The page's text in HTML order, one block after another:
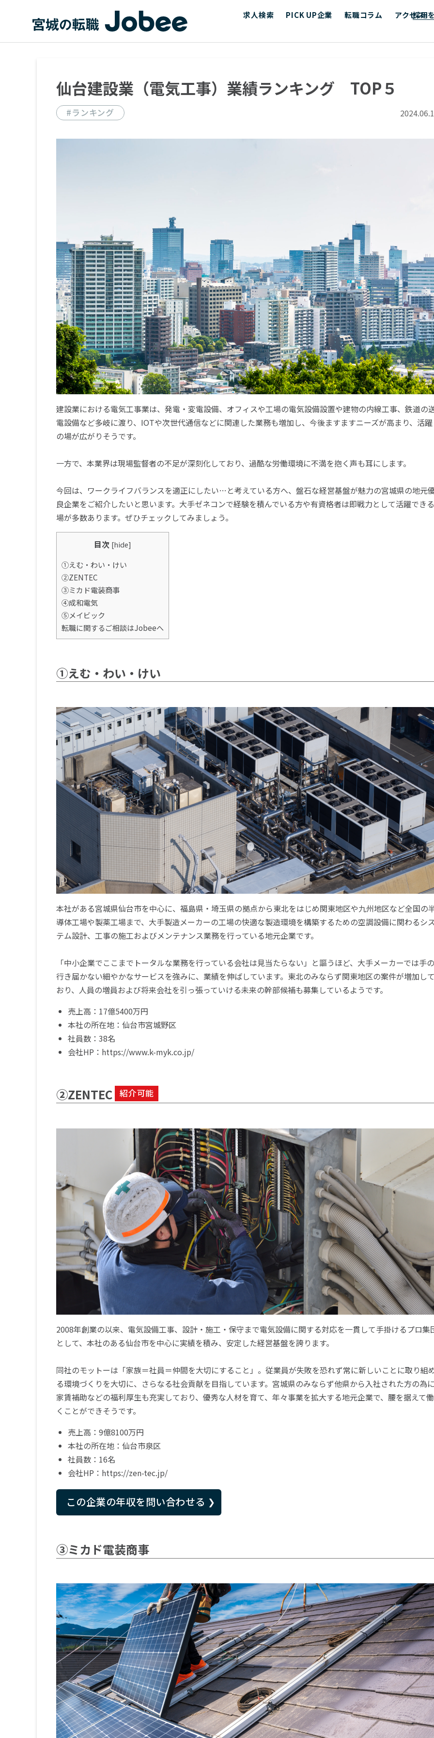
求人検索 PICK UP企業 転職コラム アクセス
採用
仙台建設業（電気工事）業績ランキング TOP５
#ランキング
建設業における電気工事業は、発電・変電設備、オフィスや工場の電気設備設置や建物の内線工事、鉄道の
電設備など多岐に渡り、IOTや次世代通信などに関連した業務も増加し、今後ますますニーズが高まり、活躍
の場が広がりそうです。
一方で、本業界は現場監督者の不足が深刻化しており、過酷な労働環境に不満を抱く声も耳にします。
今回は、ワークライフバランスを適正にしたい…と考えている方へ、盤石な経営基盤が魅力の宮城県の地元
良企業をご紹介したいと思います。大手ゼネコンで経験を積んでいる方や有資格者は即戦力として活躍できる
場が多数あります。ぜひチェックしてみましょう。
目次 [hide]
①えむ・わい・けい
②ZENTEC
③ミカド電装商事
④成和電気
⑤メイビック
転職に関するご相談はJobeeへ
①えむ・わい・けい
本社がある宮城県仙台市を中心に、福島県・埼玉県の拠点から東北をはじめ関東地区や九州地区など全国の
導体工場や製薬工場まで、大手製造メーカーの工場の快適な製造環境を構築するための空調設備に関わるシス
テム設計、工事の施工およびメンテナンス業務を行っている地元企業です。
「中小企業でここまでトータルな業務を行っている会社は見当たらない」と謳うほど、大手メーカーでは手の
行き届かない細やかなサービスを強みに、業績を伸ばしています。東北のみならず関東地区の案件が増加して
おり、人員の増員および将来会社を引っ張っていける未来の幹部候補も募集しているようです。
売上高：17億5400万円
本社の所在地：仙台市宮城野区
社員数：38名
会社HP：https://www.k-myk.co.jp/
②ZENTEC
2008年創業の以来、電気設備工事、設計・施工・保守まで電気設備に関する対応を一貫して手掛けるプロ集
として、本社のある仙台市を中心に実績を積み、安定した経営基盤を誇ります。
同社のモットーは「家族＝社員＝仲間を大切にすること」。従業員が失敗を恐れず常に新しいことに取り組
る環境づくりを大切に、さらなる社会貢献を目指しています。宮城県のみならず他県から入社された方の為に
家賃補助などの福利厚生も充実しており、優秀な人材を育て、年々事業を拡大する地元企業で、腰を据えて働
くことができそうです。
売上高：9億8100万円
本社の所在地：仙台市泉区
社員数：16名
会社HP： https://zen-tec.jp/
この企業の年収を問い合わせる
③ミカド電装商事